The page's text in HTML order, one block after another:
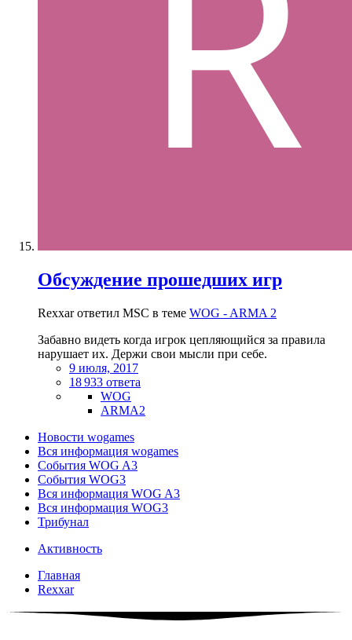
Обсуждение прошедших игр
Rexxar ответил MSC в теме WOG - ARMA 2
Забавно видеть когда игрок цепляющийся за правила
нарушает их. Держи свои мысли при себе.
9 июля, 2017
18 933 ответа
WOG
ARMA2
Новости wogames
Вся информация wogames
События WOG A3
События WOG3
Вся информация WOG A3
Вся информация WOG3
Трибунал
Активность
Главная
Rexxar